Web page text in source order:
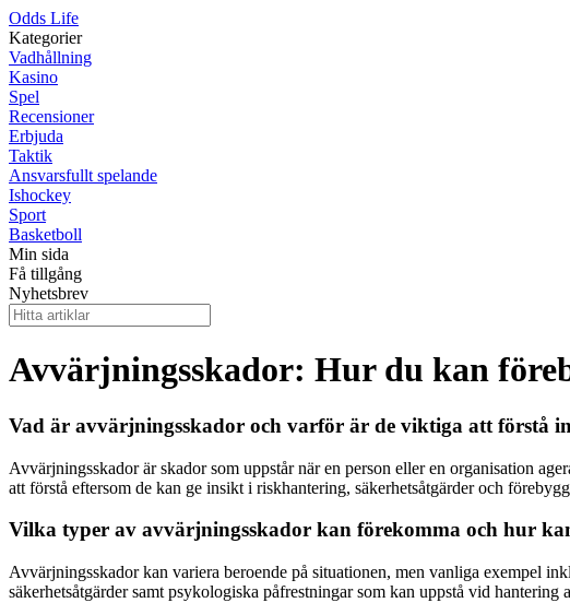
Odds Life
Kategorier
Vadhållning
Kasino
Spel
Recensioner
Erbjuda
Taktik
Ansvarsfullt spelande
Ishockey
Sport
Basketboll
Min sida
Få tillgång
Nyhetsbrev
Avvärjningsskador: Hur du kan
Vad är avvärjningsskador och varför är de viktiga att förstå
Avvärjningsskador är skador som uppstår när en person eller en organisation
att förstå eftersom de kan ge insikt i riskhantering, säkerhetsåtgärder och
Vilka typer av avvärjningsskador kan förekomma och hur
Avvärjningsskador kan variera beroende på situationen, men vanliga exempel
säkerhetsåtgärder samt psykologiska påfrestningar som kan uppstå vid hantering